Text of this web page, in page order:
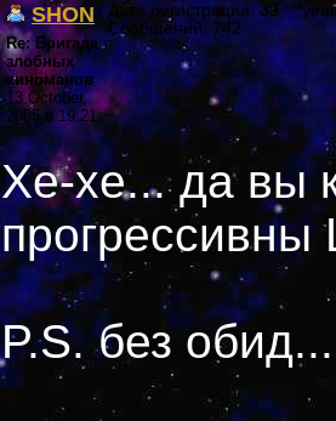
SHON
Re: Бригада
злобных
киноманов
13 October,
2005 в 19:21
Дата регистрации: 39
Сообщений: 742
Хе-хе... да вы
прогрессивны
P.S. без обид...